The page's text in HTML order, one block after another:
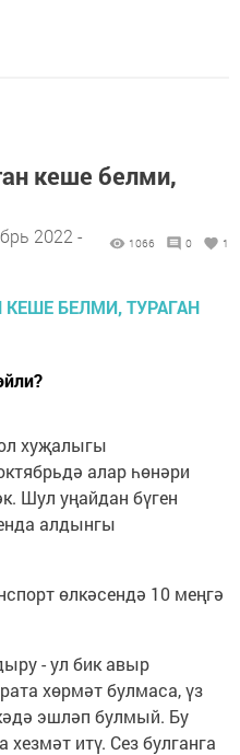
кеше белми,
2022 -
1066 0 1
хуҗалыгы
алар һөнәри
Шул уңайдан бүген
алдынгы
өлкәсендә 10 меңгә
- ул бик авыр
хөрмәт булмаса, үз
эшләп булмый. Бу
хезмәт итү. Сез булганга